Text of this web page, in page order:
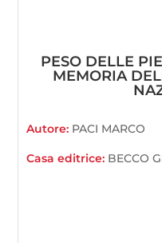
PESO DELLE
MEMORIA
Autore: PACI MARCO
Casa editrice: BECCO